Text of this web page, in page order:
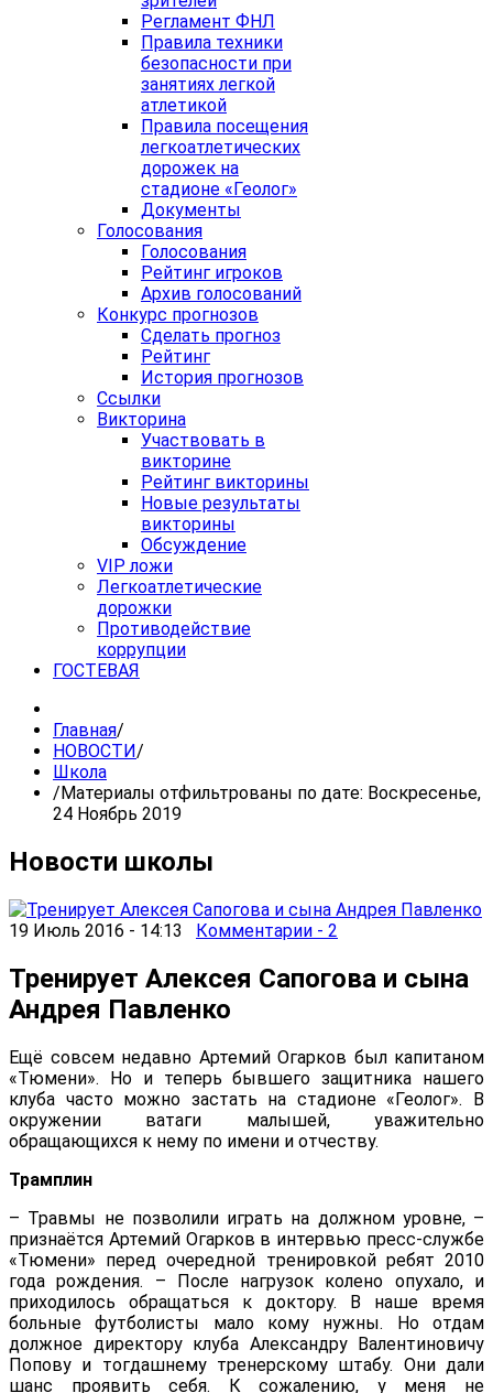
Регламент ФНЛ
Правила техники
безопасности при
занятиях легкой
атлетикой
Правила посещения
легкоатлетических
дорожек на
стадионе «Геолог»
Документы
Голосования
Голосования
Рейтинг игроков
Архив голосований
Конкурс прогнозов
Сделать прогноз
Рейтинг
История прогнозов
Ссылки
Викторина
Участвовать в
викторине
Рейтинг викторины
Новые результаты
викторины
Обсуждение
VIP ложи
Легкоатлетические
дорожки
Противодействие
коррупции
ГОСТЕВАЯ
Главная/
НОВОСТИ/
Школа
/ Материалы отфильтрованы по дате: Воскресенье,
24 Ноябрь 2019
Новости школы
19 Июль 2016 - 14:13 Комментарии - 2
Тренирует Алексея Сапогова и сына
Андрея Павленко
Ещё совсем недавно Артемий Огарков был капитаном
«Тюмени». Но и теперь бывшего защитника нашего
клуба часто можно застать на стадионе «Геолог». В
окружении ватаги малышей, уважительно
обращающихся к нему по имени и отчеству.
Трамплин
– Травмы не позволили играть на должном уровне, –
признаётся Артемий Огарков в интервью пресс-службе
«Тюмени» перед очередной тренировкой ребят 2010
года рождения. – После нагрузок колено опухало, и
приходилось обращаться к доктору. В наше время
больные футболисты мало кому нужны. Но отдам
должное директору клуба Александру Валентиновичу
Попову и тогдашнему тренерскому штабу. Они дали
шанс проявить себя. К сожалению, у меня не